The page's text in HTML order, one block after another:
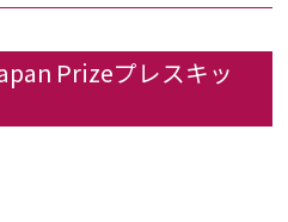
研究助成
Prizeプレスキッ